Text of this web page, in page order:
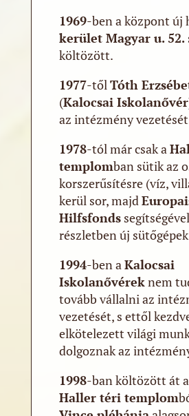
1969-ben a központ új
kerület Magyar u. 52.
költözött.
1977-tőlTóth
(Kalocsai Iskolanővér
az intézmény
1978-tól már csak a
templomban sütik az
korszerűsítésre (víz,
kerül sor, majd
Hilfsfonds
részletben új
1994-ben aKalocsai
Iskolanővéreknem
tovább vállalni az
vezetését, s ettől
elkötelezett világi
dolgoznak az
1998-ban költözött át
Haller téri templom